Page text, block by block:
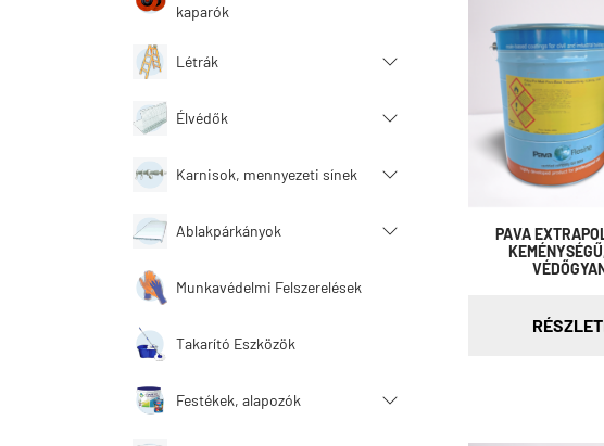
kaparók
Létrák
Élvédők
Karnisok, mennyezeti sínek
Ablakpárkányok
Munkavédelmi Felszerelések
Takarító Eszközök
Festékek, alapozók
PAVA